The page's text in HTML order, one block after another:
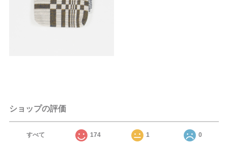
ショップの評価
すべて 174 1 0